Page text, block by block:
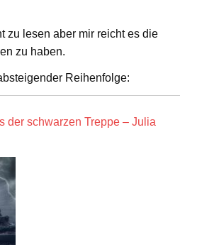
zu lesen aber mir reicht es die
zu haben.
Reihenfolge:
der schwarzen Treppe – Julia